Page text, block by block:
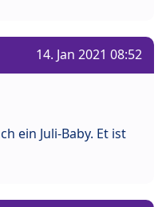
14. Jan 2021 08:52
ein Juli-Baby. Et ist